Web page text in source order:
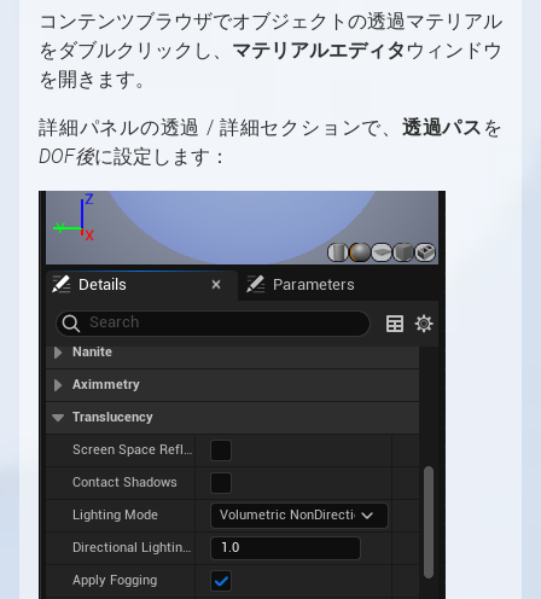
コンテンツブラウザでオブジェクトの透過マテリアル
をダブルクリックし、 マテリアルエディタ ウィンドウ
を開きます。
詳細パネルの透過 / 詳細セクションで、 透過パス を
DOF後に設定します：